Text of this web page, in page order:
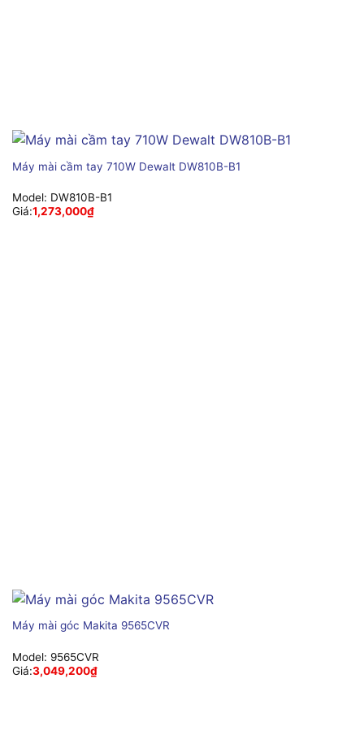
Máy mài cầm tay 710W Dewalt DW810B-B1
Model: DW810B-B1
Giá:1,273,000₫
Máy mài góc Makita 9565CVR
Model: 9565CVR
Giá:3,049,200₫